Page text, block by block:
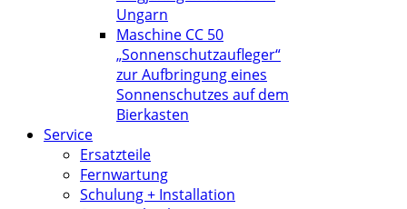
Ungarn
Maschine CC 50
„Sonnenschutzaufleger“
zur Aufbringung eines
Sonnenschutzes auf dem
Bierkasten
Service
Ersatzteile
Fernwartung
Schulung + Installation